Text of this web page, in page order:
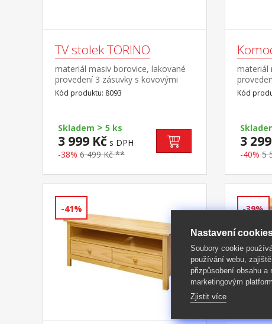
TV stolek TORINO
materiál masiv borovice, lakované
provedení 3 zásuvky s kovovými
pojezdy
Kód produktu: 8093
Skladem > 5 ks
3 999 Kč s DPH
-38% 6 499 Kč **
materiál
s
Kód
3
-40% 5
-41% -39%
Nastavení
Soubory cookie
používání webu,
přizpůsobení obsahu a
marketingovým
Zjistit více